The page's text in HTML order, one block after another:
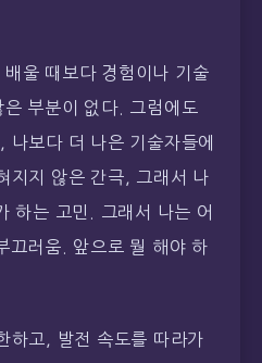
울 때보다 경험이나 기술
부분이 없다. 그럼에도
나보다 더 나은 기술자들에
지지 않은 간극, 그래서 나
하는 고민. 그래서 나는 어
끄러움. 앞으로 뭘 해야 하
하고, 발전 속도를 따라가